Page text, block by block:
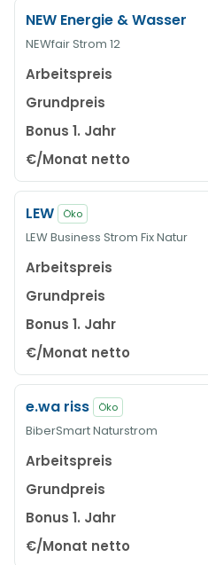
NEW Energie & Wasser
NEWfair Strom 12
LEW Öko
LEW Business Strom Fix Natur
e.wa riss Öko
BiberSmart Naturstrom